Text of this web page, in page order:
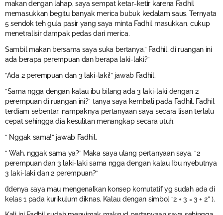
makan dengan lahap, saya sempat ketar-ketir karena Fadhil
memasukkan begitu banyak merica bubuk kedalam saus. Ternyata
5 sendok teh gula pasir yang saya minta Fadhil masukkan, cukup
menetralisir dampak pedas dari merica.
Sambil makan bersama saya suka bertanya,” Fadhil, di ruangan ini
ada berapa perempuan dan berapa laki-laki?”
“Ada 2 perempuan dan 3 laki-laki!” jawab Fadhil.
“Sama ngga dengan kalau ibu bilang ada 3 laki-laki dengan 2
perempuan di ruangan ini?” tanya saya kembali pada Fadhil. Fadhil
terdiam sebentar, nampaknya pertanyaan saya secara lisan terlalu
cepat sehingga dia kesulitan menangkap secara utuh.
“ Nggak sama!” jawab Fadhil.
“ Wah, nggak sama ya?” Maka saya ulang pertanyaan saya, “2
perempuan dan 3 laki-laki sama ngga dengan kalau Ibu nyebutnya
3 laki-laki dan 2 perempuan?“
(Idenya saya mau mengenalkan konsep komutatif yg sudah ada di
kelas 1 pada kurikulum diknas. Kalau dengan simbol “2 + 3 = 3 + 2” ).